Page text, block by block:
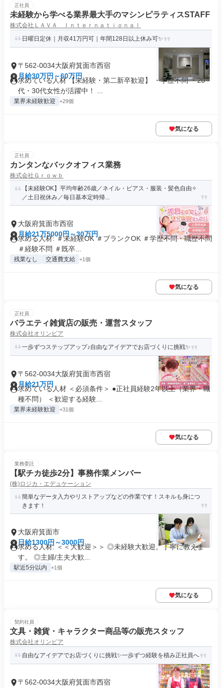
正社員
未経験から学べる業界最大手のマシンピラティスSTAFF
株式会社ＬＡＶＡ Ｉｎｔｅｒｎａｔｉｏｎａｌ
日曜日定休｜月収41万円可｜年間128日以上休み可✨
〒562-0034大阪府箕面市西宿
月給30万円～60万円
求めている人材 【未経験・第二新卒歓迎】 ・学歴不問 ・20
代・30代女性が活躍中！ ...
業界未経験歓迎 +29個
気になる
正社員
カンタンなバックオフィス業務
株式会社Ｇｒｏｗｂ
【未経験OK】平均年齢26歳／ネイル・ピアス・服装・髪色自由✧
／土日祝休み／毎日基本定時帰...
大阪府箕面市西宿
月給21万5000円～30万円
求める人材: ＃未経験OK ＃ブランクOK ＃学歴不問・職歴不問
＃経験不問 ＃既卒...
残業なし 交通費支給 +1個
気になる
正社員
バラエティ雑貨店の販売・運営スタッフ
株式会社オリンピア
一歩ずつステップアップ♪自由なアイデアでお店づくりに挑戦✨
〒562-0034大阪府箕面市西宿
月給21万円
求めている人材 ＜必須条件＞ ●正社員経験2年以上（業界・職
種不問） ＜歓迎する経験...
業界未経験歓迎 +31個
気になる
業務委託
【駅チカ徒歩2分】事務作業メンバー
(株)ロジカ・エデュケーション
簡単なデータ入力やリストアップなどの作業です！スキルも身につ
きます！
大阪府箕面市
日給1300円～3000円
求める人材: ＜＜大歓迎＞＞ ◎未経験大歓迎。丁寧に教えま
す。 ◎主婦/主夫大歓...
駅近5分以内 +1個
気になる
契約社員
文具・雑貨・キャラクター商品等の販売スタッフ
株式会社オリンピア
自由なアイデアでお店づくりに挑戦✨一歩ずつ経験を積み正社員へ
〒562-0034大阪府箕面市西宿